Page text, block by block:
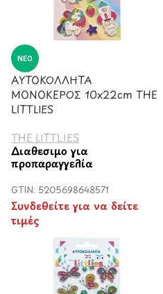
ΝΈΟ
ΑΥΤΟΚΟΛΛΗΤΑ
ΜΟΝΟΚΕΡΟΣ 10x22cm THE
LITTLIES
THE LITTLIES
Διαθέσιμο για
προπαραγγελία
GTIN: 5205698648571
Συνδεθείτε για να δείτε
τιμές